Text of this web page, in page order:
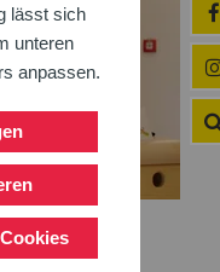
lässt sich
unteren
anpassen.